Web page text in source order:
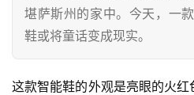
堪萨斯州的家中。今天，一
鞋或将童话变成现实。
这款智能鞋的外观是亮眼的火红